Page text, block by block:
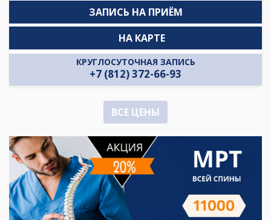
ЗАПИСЬ НА ПРИЁМ
КРУГЛОСУТОЧНАЯ ЗАПИСЬ
+7 (812) 372-66-93
НА КАРТЕ
ВСЕ ЦЕНЫ